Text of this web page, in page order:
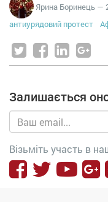
Ярина Боринець —
антиурядовий протест
Залишається
Візьміть участь в